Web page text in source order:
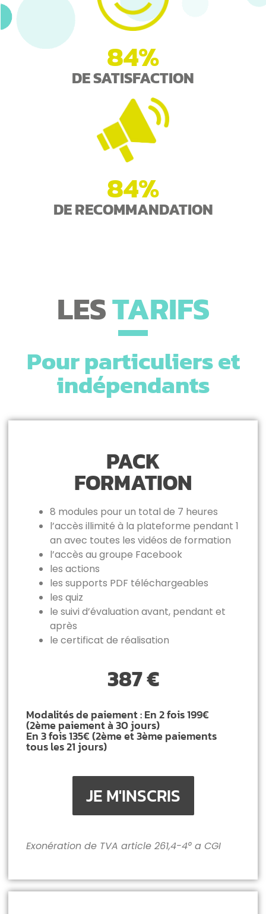
84%
DE SATISFACTION
84%
DE RECOMMANDATION
LESTARIFS
Pour particuliers et
indépendants
PACK
FORMATION
8 modules pour un total de 7 heures
l’accès illimité à la plateforme pendant 1
an avec toutes les vidéos de formation
l’accès au groupe Facebook
les actions
les supports PDF téléchargeables
les quiz
le suivi d’évaluation avant, pendant et
après
le certificat de réalisation
387 €
Modalités de paiement : En 2 fois 199€
(2ème paiement à 30 jours)
En 3 fois 135€ (2ème et 3ème paiements
tous les 21 jours)
JE M'INSCRIS
Exonération de TVA article 261,4-4° a CGI